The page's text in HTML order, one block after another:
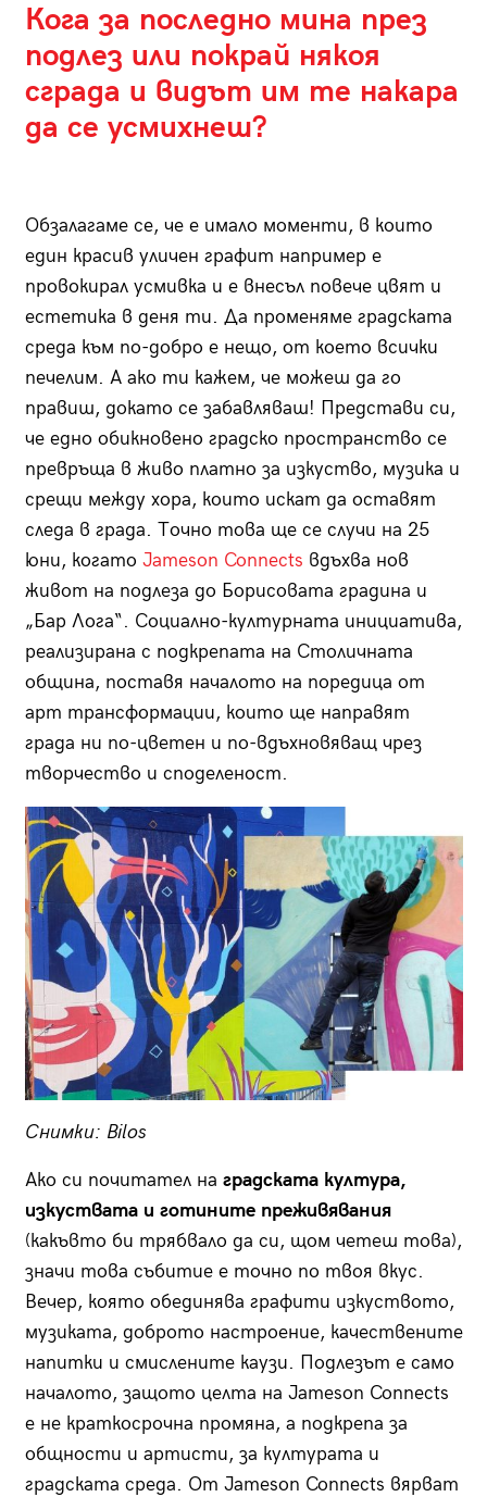
Кога за последно мина през
подлез или покрай някоя
сграда и видът им те накара
да се усмихнеш?
Обзалагаме се, че е имало моменти, в които
един красив уличен графит например е
провокирал усмивка и е внесъл повече цвят и
естетика в деня ти. Да променяме градската
среда към по-добро е нещо, от което всички
печелим. А ако ти кажем, че можеш да го
правиш, докато се забавляваш! Представи си,
че едно обикновено градско пространство се
превръща в живо платно за изкуство, музика и
срещи между хора, които искат да оставят
следа в града. Точно това ще се случи на 25
юни, когато Jameson Connects вдъхва нов
живот на подлеза до Борисовата градина и
„Бар Лога“. Социално-културната инициатива,
реализирана с подкрепата на Столичната
община, поставя началото на поредица от
арт трансформации, които ще направят
града ни по-цветен и по-вдъхновяващ чрез
творчество и споделеност.
Снимки: Bilos
Ако си почитател на градската култура,
изкуствата и готините преживявания
(какъвто би трябвало да си, щом четеш това),
значи това събитие е точно по твоя вкус.
Вечер, която обединява графити изкуството,
музиката, доброто настроение, качествените
напитки и смислените каузи. Подлезът е само
началото, защото целта на Jameson Connects
е не краткосрочна промяна, а подкрепа за
общности и артисти, за културата и
градската среда. От Jameson Connects вярват